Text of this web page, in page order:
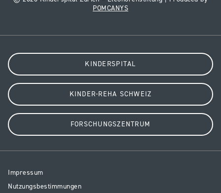
POMCANYS
KINDERSPITAL
KINDER-REHA SCHWEIZ
FORSCHUNGSZENTRUM
Resp
Legal
Impressum
Nutzungsbestimmungen